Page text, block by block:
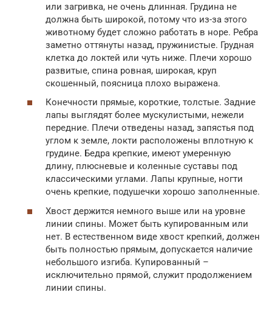
или загривка, не очень длинная. Грудина не
должна быть широкой, потому что из-за этого
животному будет сложно работать в норе. Ребра
заметно оттянуты назад, пружинистые. Грудная
клетка до локтей или чуть ниже. Плечи хорошо
развитые, спина ровная, широкая, круп
скошенный, поясница плохо выражена.
Конечности прямые, короткие, толстые. Задние
лапы выглядят более мускулистыми, нежели
передние. Плечи отведены назад, запястья под
углом к земле, локти расположены вплотную к
грудине. Бедра крепкие, имеют умеренную
длину, плюсневые и коленные суставы под
классическими углами. Лапы крупные, ногти
очень крепкие, подушечки хорошо заполненные.
Хвост держится немного выше или на уровне
линии спины. Может быть купированным или
нет. В естественном виде хвост крепкий, должен
быть полностью прямым, допускается наличие
небольшого изгиба. Купированный –
исключительно прямой, служит продолжением
линии спины.